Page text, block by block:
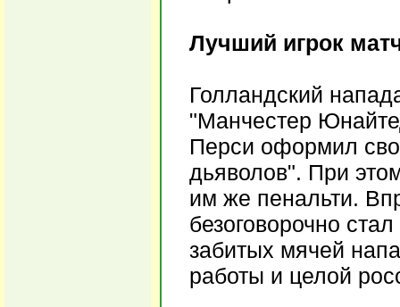
Лучший игрок
Голландский
"Манчестер
Перси оформил
дьяволов". При
им же пенальти.
безоговорочно
забитых мячей
работы и целой